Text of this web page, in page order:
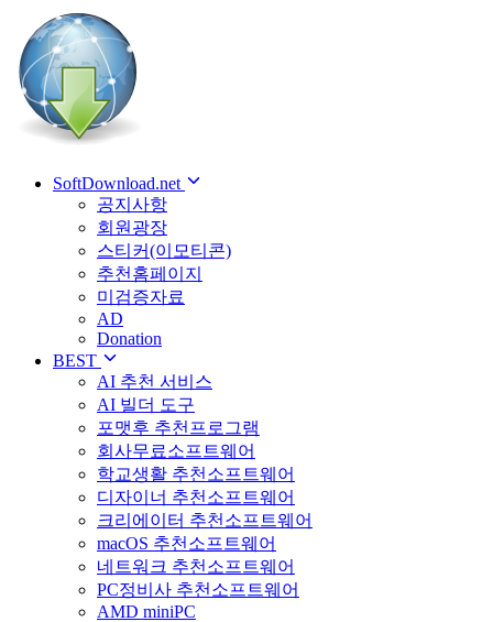
SoftDownload.net
공지사항
회원광장
스티커(이모티콘)
추천홈페이지
미검증자료
AD
Donation
BEST
AI 추천 서비스
AI 빌더 도구
포맷후 추천프로그램
회사무료소프트웨어
학교생활 추천소프트웨어
디자이너 추천소프트웨어
크리에이터 추천소프트웨어
macOS 추천소프트웨어
네트워크 추천소프트웨어
PC정비사 추천소프트웨어
AMD miniPC